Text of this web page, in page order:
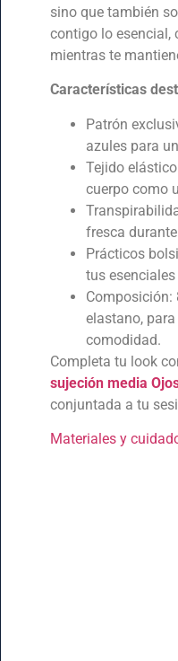
sino que también
contigo lo esencial,
mientras te
Características
Patrón
azules para
Tejido
cuerpo como
fresca
Prácticos
tus
Composición:
elastano,
comodidad.
Completa tu look
sujeción media
conjuntada a tu
Materiales y